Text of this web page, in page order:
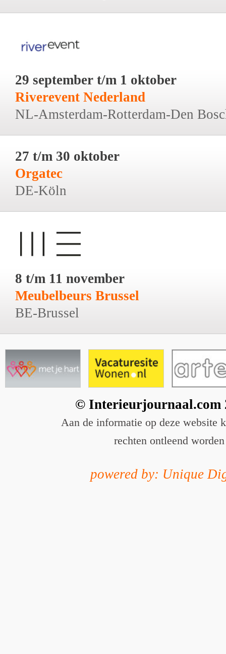
29 september t/m 1 oktober
Riverevent Nederland
NL-Amsterdam-Rotterdam-Den
27 t/m 30 oktober
Orgatec
DE-Köln
8 t/m 11 november
Meubelbeurs Brussel
BE-Brussel
© Interieurjournaal.com
Aan de informatie op deze website
rechten ontleend worden
powered by: Unique